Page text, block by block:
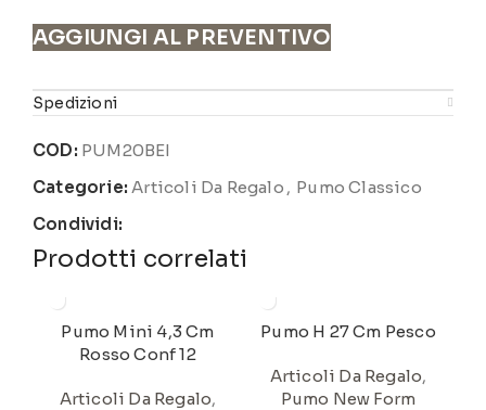
AGGIUNGI AL PREVENTIVO
Spedizioni
COD: PUM20BEI
Categorie: Articoli Da Regalo , Pumo Classico
Condividi:
Prodotti correlati
Pumo Mini 4,3 Cm
Rosso Conf 12
Articoli Da Regalo,
Pumo H 27 Cm Pesco
Articoli Da Regalo,
Pumo New Form